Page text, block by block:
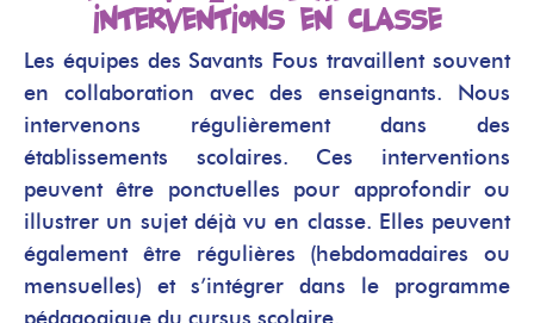
interventions en classe
Les équipes des Savants Fous travaillent souvent
en collaboration avec des enseignants. Nous
intervenons régulièrement dans des
établissements scolaires. Ces interventions
peuvent être ponctuelles pour approfondir ou
illustrer un sujet déjà vu en classe. Elles peuvent
également être régulières (hebdomadaires ou
mensuelles) et s’intégrer dans le programme